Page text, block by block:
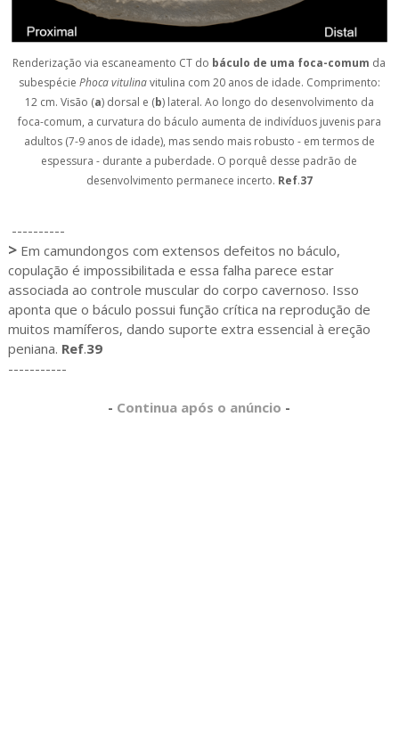
Renderização via escaneamento CT do báculo de uma foca-comum da
subespécie Phoca vitulinavitulina com 20 anos de idade. Comprimento:
12 cm. Visão (a) dorsal e (b) lateral. Ao longo do desenvolvimento da
foca-comum, a curvatura do báculo aumenta de indivíduos juvenis para
adultos (7-9 anos de idade), mas sendo mais robusto - em termos de
espessura - durante a puberdade. O porquê desse padrão de
desenvolvimento permanece incerto. Ref.37
----------
>Em camundongos com extensos defeitos no báculo,
copulação é impossibilitada e essa falha parece estar
associada ao controle muscular do corpo cavernoso. Isso
aponta que o báculo possui função crítica na reprodução de
muitos mamíferos, dando suporte extra essencial à ereção
peniana. Ref.39
-----------
- Continua após o anúncio -